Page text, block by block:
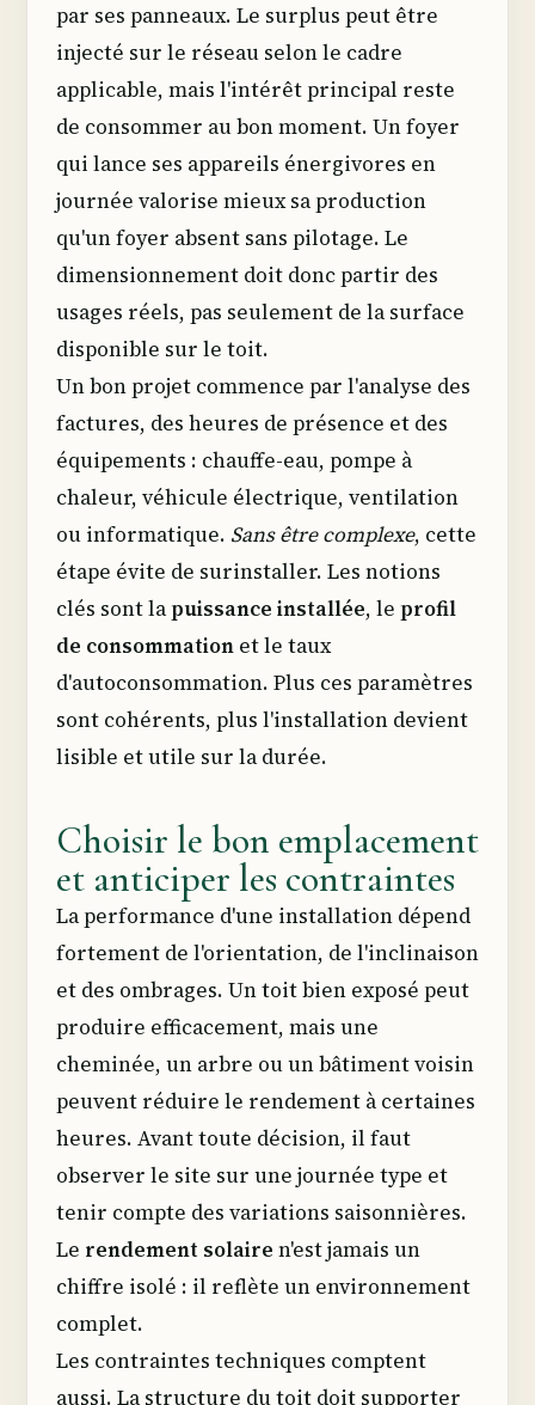
par ses panneaux. Le surplus peut être
injecté sur le réseau selon le cadre
applicable, mais l'intérêt principal reste
de consommer au bon moment. Un foyer
qui lance ses appareils énergivores en
journée valorise mieux sa production
qu'un foyer absent sans pilotage. Le
dimensionnement doit donc partir des
usages réels, pas seulement de la surface
disponible sur le toit.
Un bon projet commence par l'analyse des
factures, des heures de présence et des
équipements : chauffe-eau, pompe à
chaleur, véhicule électrique, ventilation
ou informatique. Sans être complexe, cette
étape évite de surinstaller. Les notions
clés sont lapuissance installée, le profil
de consommation et le taux
d'autoconsommation. Plus ces paramètres
sont cohérents, plus l'installation devient
lisible et utile sur la durée.
Choisir le bon emplacement
et anticiper les contraintes
La performance d'une installation dépend
fortement de l'orientation, de l'inclinaison
et des ombrages. Un toit bien exposé peut
produire efficacement, mais une
cheminée, un arbre ou un bâtiment voisin
peuvent réduire le rendement à certaines
heures. Avant toute décision, il faut
observer le site sur une journée type et
tenir compte des variations saisonnières.
Le rendement solaire n'est jamais un
chiffre isolé : il reflète un environnement
complet.
Les contraintes techniques comptent
aussi. La structure du toit doit supporter